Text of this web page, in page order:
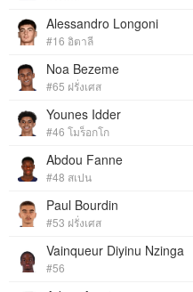
Alessandro Longoni
#16 อิตาลี
Noa Bezeme
#65 ฝรั่งเศส
Younes Idder
#46 โมร็อกโก
Abdou Fanne
#48 สเปน
Paul Bourdin
#53 ฝรั่งเศส
Vainqueur Diyinu Nzinga
#56